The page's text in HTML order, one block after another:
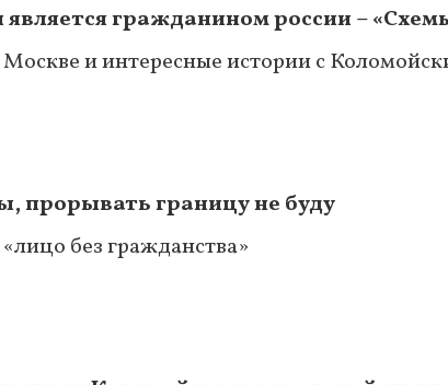
гражданином россии –
и интересные истории с
прорывать границу не буду
без гражданства»